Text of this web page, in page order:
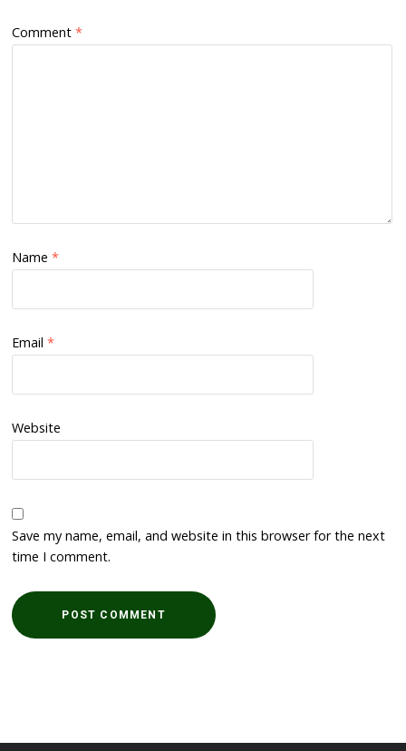
Comment*
Name*
Email*
Website
Save my name, email, and website in this browser for the next
time I comment.